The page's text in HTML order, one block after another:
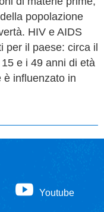
popolazione
HIV e AIDS
per il paese: circa il
e i 49 anni di età
è influenzato in
Youtube